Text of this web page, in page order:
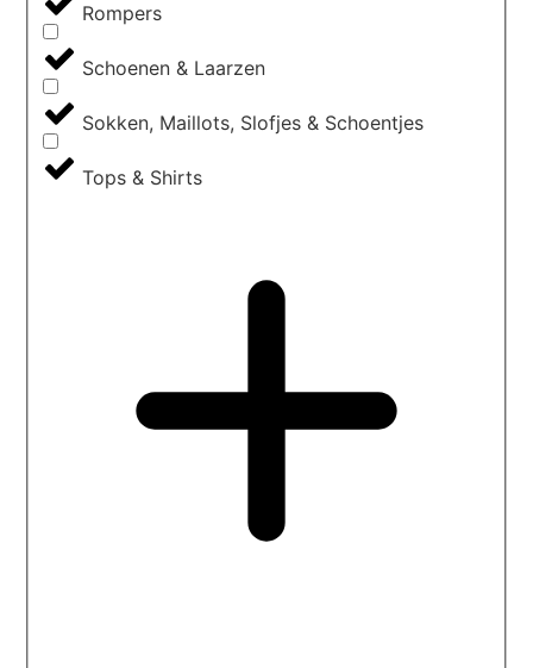
Rompers
Schoenen & Laarzen
Sokken, Maillots, Slofjes & Schoentjes
Tops & Shirts